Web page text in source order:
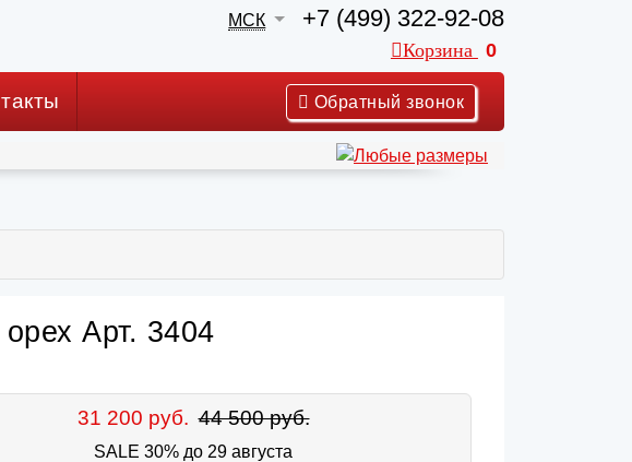
МСК +7 (499) 322-92-08
Корзина 0
Обратный звонок
Арт. 3404
31 200 руб. 44 500 руб.
SALE 30% до 29 августа